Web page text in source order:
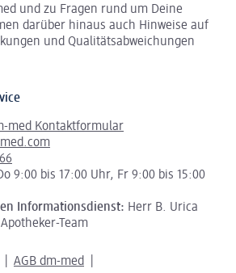
und zu Fragen rund um Deine
darüber hinaus auch Hinweise auf
und Qualitätsabweichungen
med Kontaktformular
9:00 bis 17:00 Uhr, Fr 9:00 bis 15:00
Informationsdienst: Herr B. Urica
Team
AGB dm-med